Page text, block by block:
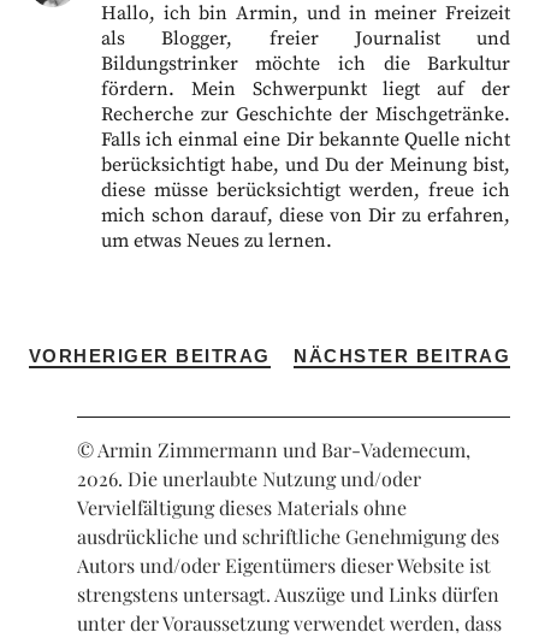
Hallo, ich bin Armin, und in meiner Freizeit
als Blogger, freier Journalist und
Bildungstrinker möchte ich die Barkultur
fördern. Mein Schwerpunkt liegt auf der
Recherche zur Geschichte der Mischgetränke.
Falls ich einmal eine Dir bekannte Quelle nicht
berücksichtigt habe, und Du der Meinung bist,
diese müsse berücksichtigt werden, freue ich
mich schon darauf, diese von Dir zu erfahren,
um etwas Neues zu lernen.
VORHERIGER BEITRAG NÄCHSTER BEITRAG
© Armin Zimmermann und Bar-Vademecum,
2026. Die unerlaubte Nutzung und/oder
Vervielfältigung dieses Materials ohne
ausdrückliche und schriftliche Genehmigung des
Autors und/oder Eigentümers dieser Website ist
strengstens untersagt. Auszüge und Links dürfen
unter der Voraussetzung verwendet werden, dass